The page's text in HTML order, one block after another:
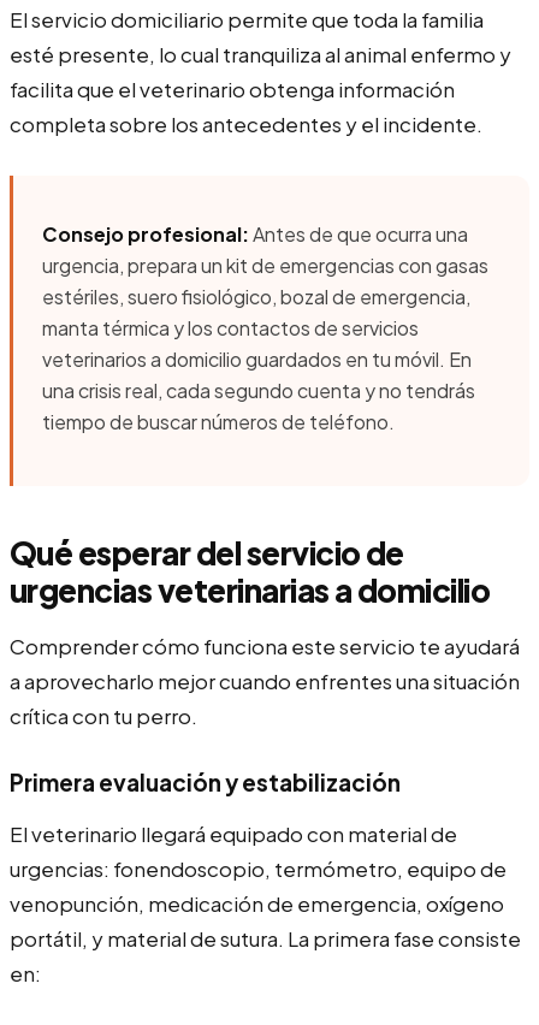
El servicio domiciliario permite que toda la familia
esté presente, lo cual tranquiliza al animal enfermo y
facilita que el veterinario obtenga información
completa sobre los antecedentes y el incidente.
Consejo profesional:Antes de que ocurra una
urgencia, prepara un kit de emergencias con gasas
estériles, suero fisiológico, bozal de emergencia,
manta térmica y los contactos de servicios
veterinarios a domicilio guardados en tu móvil. En
una crisis real, cada segundo cuenta y no tendrás
tiempo de buscar números de teléfono.
Qué esperar del servicio de
urgencias veterinarias a domicilio
Comprender cómo funciona este servicio te ayudará
a aprovecharlo mejor cuando enfrentes una situación
crítica con tu perro.
Primera evaluación y estabilización
El veterinario llegará equipado con material de
urgencias: fonendoscopio, termómetro, equipo de
venopunción, medicación de emergencia, oxígeno
portátil, y material de sutura. La primera fase consiste
en: